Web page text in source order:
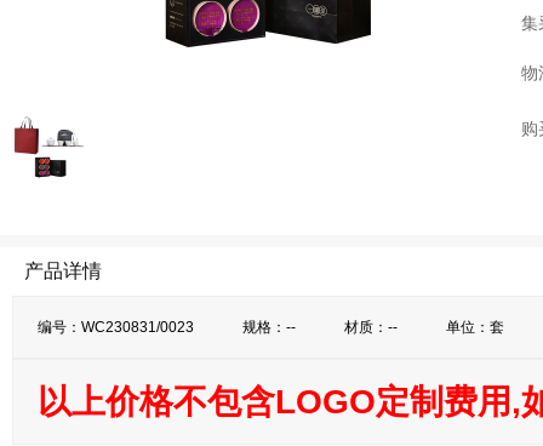
集
物
购
产品详情
编号：WC230831/0023 规格：-- 材质：-- 单位：套
以上价格不包含LOGO定制费用,